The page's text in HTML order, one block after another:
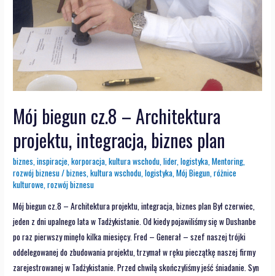
Mój biegun cz.8 – Architektura
projektu, integracja, biznes plan
biznes ,inspiracje ,korporacja ,kultura wschodu ,lider,logistyka ,Mentoring
rozwój biznesu/biznes ,kultura wschodu ,logistyka ,Mój Biegun ,różnice
kulturowe ,rozwój biznesu
Mój biegun cz.8 – Architektura projektu, integracja, biznes plan Był czerwiec,
jeden z dni upalnego lata w Tadżykistanie. Od kiedy pojawiliśmy się w Dushanbe
po raz pierwszy minęło kilka miesięcy. Fred – Generał – szef naszej trójki
oddelegowanej do zbudowania projektu, trzymał w ręku pieczątkę naszej firmy
zarejestrowanej w Tadżykistanie. Przed chwilą skończyliśmy jeść śniadanie. Syn